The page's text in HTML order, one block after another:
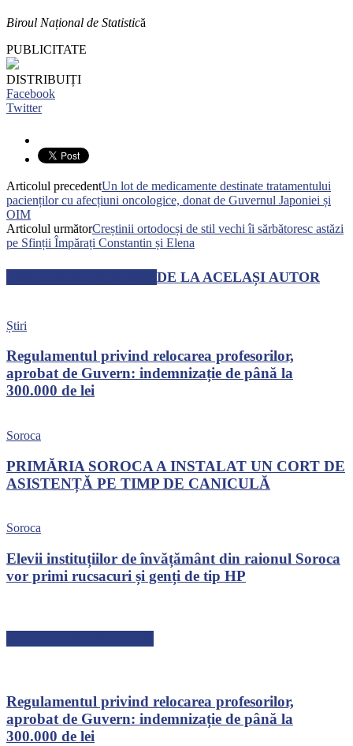
Biroul Național de Statistică
PUBLICITATE
DISTRIBUIȚI
Facebook
Twitter
Articolul precedentUn lot de medicamente destinate tratamentului
pacienților cu afecțiuni oncologice, donat de Guvernul Japoniei și
OIM
Articolul următorCreștinii ortodocși de stil vechi îi sărbătoresc astăzi
pe Sfinții Împărați Constantin și Elena
DE LA ACELAȘI AUTOR
Știri
Regulamentul privind relocarea profesorilor,
aprobat de Guvern: indemnizație de până la
300.000 de lei
Soroca
PRIMĂRIA SOROCA A INSTALAT UN CORT DE
ASISTENȚĂ PE TIMP DE CANICULĂ
Soroca
Elevii instituțiilor de învățământ din raionul Soroca
vor primi rucsacuri și genți de tip HP
Regulamentul privind relocarea profesorilor,
aprobat de Guvern: indemnizație de până la
300.000 de lei